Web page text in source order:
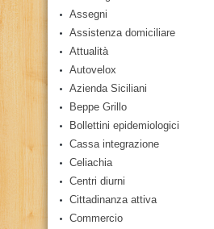
Assegni
Assistenza domiciliare
Attualità
Autovelox
Azienda Siciliani
Beppe Grillo
Bollettini epidemiologici
Cassa integrazione
Celiachia
Centri diurni
Cittadinanza attiva
Commercio